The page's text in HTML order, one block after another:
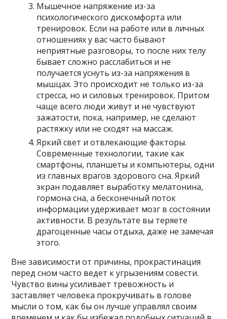
Мышечное напряжение из-за
психологического дискомфорта или
тренировок. Если на работе или в личных
отношениях у вас часто бывают
неприятные разговоры, то после них телу
бывает сложно расслабиться и не
получается уснуть из-за напряжения в
мышцах. Это происходит не только из-за
стресса, но и силовых тренировок. Притом
чаще всего люди живут и не чувствуют
зажатости, пока, например, не сделают
растяжку или не сходят на массаж.
Яркий свет и отвлекающие факторы.
Современные технологии, такие как
смартфоны, планшеты и компьютеры, одни
из главных врагов здорового сна. Яркий
экран подавляет выработку мелатонина,
гормона сна, а бесконечный поток
информации удерживает мозг в состоянии
активности. В результате вы теряете
драгоценные часы отдыха, даже не замечая
этого.
Вне зависимости от причины, прокрастинация
перед сном часто ведет к угрызениям совести.
Чувство вины усиливает тревожность и
заставляет человека прокручивать в голове
мысли о том, как бы он лучше управлял своим